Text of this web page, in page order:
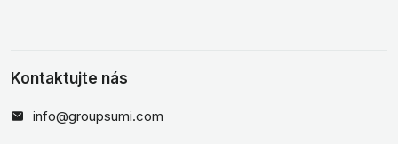
Kontaktujte nás
info@groupsumi.com